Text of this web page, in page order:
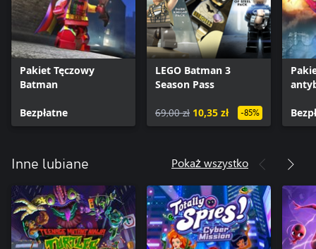
Pakiet Tęczowy
Batman
Bezpłatne
LEGO Batman 3
Season Pass
69,00 zł 10,35 zł -85%
Inne lubiane Pokaż wszystko